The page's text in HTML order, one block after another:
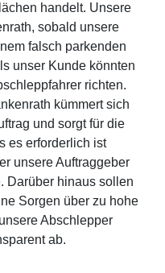
handelt. Unsere
sobald unsere
falsch parkenden
unser Kunde könnten
richten.
kümmert sich
und sorgt für die
es erforderlich ist
unsere Auftraggeber
Darüber hinaus sollen
Sorgen über zu hohe
Abschlepper
ab.